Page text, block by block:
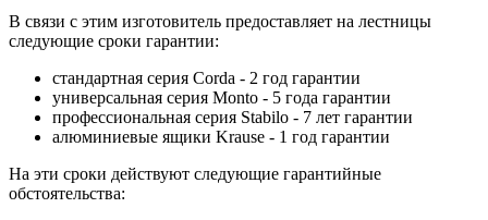
В связи с этим изготовитель предоставляет на лестницы
следующие сроки гарантии:
стандартная серия Corda - 2 год гарантии
универсальная серия Monto - 5 года гарантии
профессиональная серия Stabilo - 7 лет гарантии
алюминиевые ящики Krause - 1 год гарантии
На эти сроки действуют следующие гарантийные
обстоятельства: